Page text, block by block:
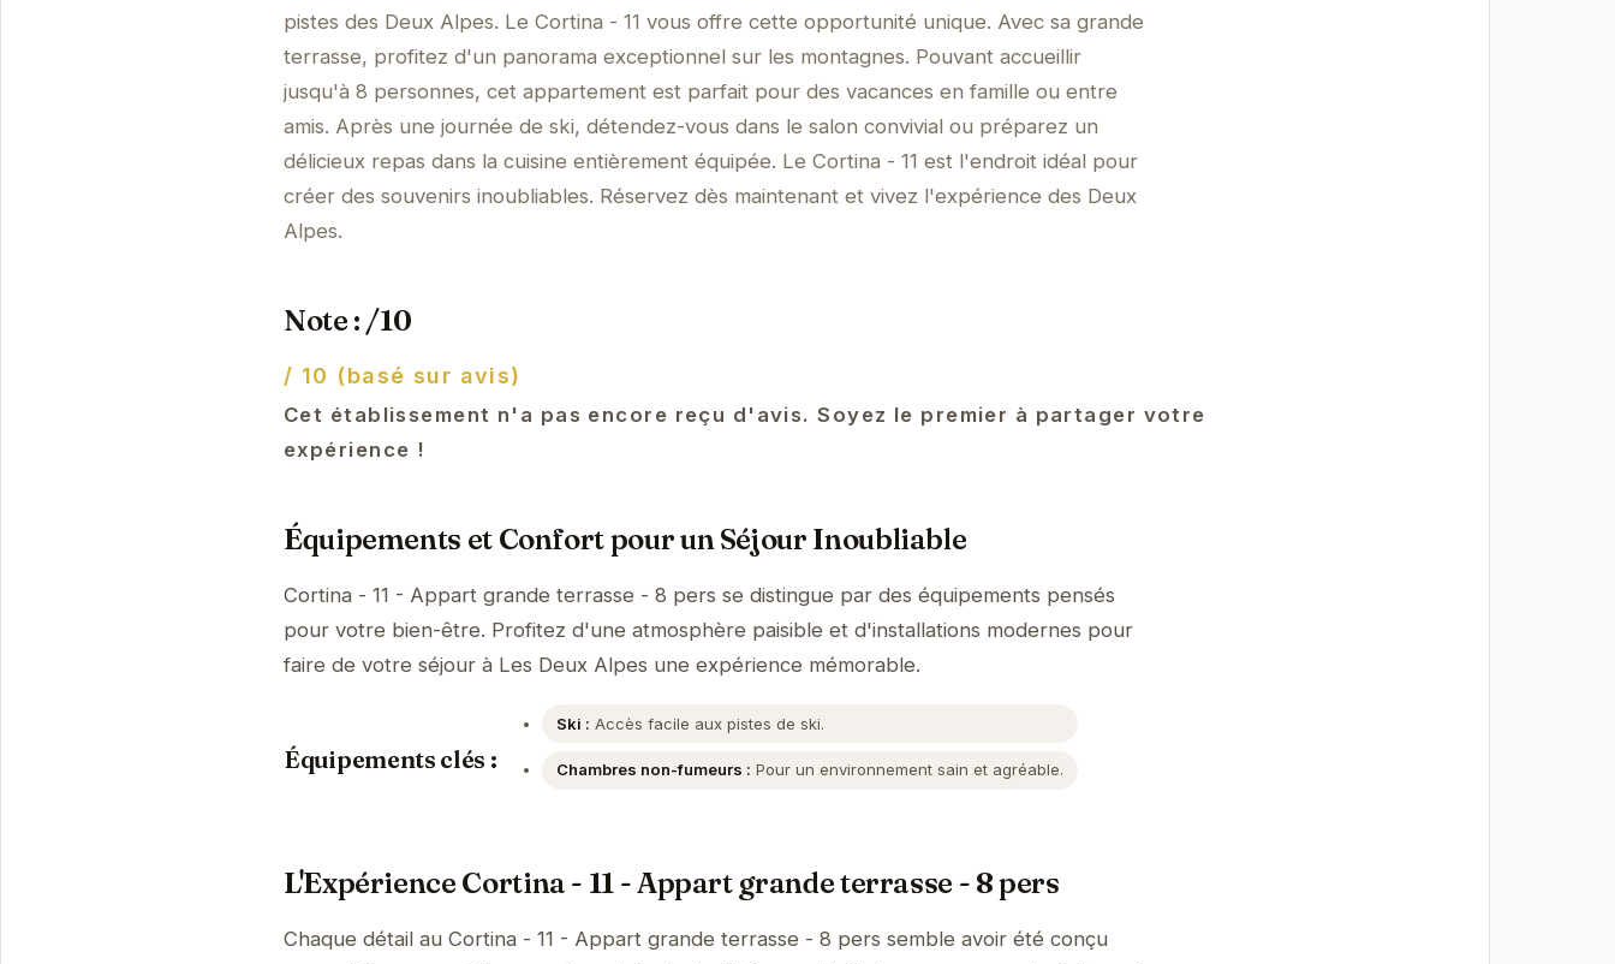
pistes des Deux Alpes. Le Cortina - 11 vous offre cette opportunité unique. Avec sa grande
terrasse, profitez d'un panorama exceptionnel sur les montagnes. Pouvant accueillir
jusqu'à 8 personnes, cet appartement est parfait pour des vacances en famille ou entre
amis. Après une journée de ski, détendez-vous dans le salon convivial ou préparez un
délicieux repas dans la cuisine entièrement équipée. Le Cortina - 11 est l'endroit idéal pour
créer des souvenirs inoubliables. Réservez dès maintenant et vivez l'expérience des Deux
Alpes.
Note : /10
/ 10 (basé sur avis)
Cet établissement n'a pas encore reçu d'avis. Soyez le premier à partager votre
expérience !
Équipements et Confort pour un Séjour Inoubliable
Cortina - 11 - Appart grande terrasse - 8 pers se distingue par des équipements pensés
pour votre bien-être. Profitez d'une atmosphère paisible et d'installations modernes pour
faire de votre séjour à Les Deux Alpes une expérience mémorable.
Équipements clés :
Ski : Accès facile aux pistes de ski.
Chambres non-fumeurs : Pour un environnement sain et agréable.
L'Expérience Cortina - 11 - Appart grande terrasse - 8 pers
Chaque détail au Cortina - 11 - Appart grande terrasse - 8 pers semble avoir été conçu